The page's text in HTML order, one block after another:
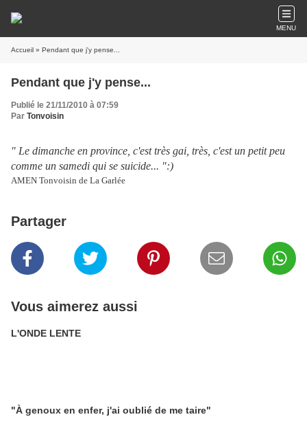
MENU
Accueil » Pendant que j'y pense...
Pendant que j'y pense...
Publié le 21/11/2010 à 07:59
Par Tonvoisin
" Le dimanche en province, c'est très gai, très, c'est un petit peu
comme un samedi qui se suicide... ":)
AMEN Tonvoisin de La Garlée
Partager
Vous aimerez aussi
L'ONDE LENTE
"À genoux en enfer, j'ai oublié de me taire"